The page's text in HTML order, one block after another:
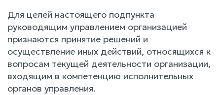
Для целей настоящего подпункта
руководящим управлением организацией
признаются принятие решений и
осуществление иных действий, относящихся к
вопросам текущей деятельности организации,
входящим в компетенцию исполнительных
органов управления.